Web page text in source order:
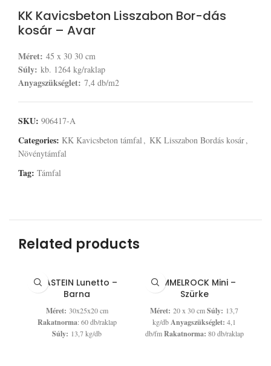
KK Kavicsbeton Lisszabon Bor-dás
kosár – Avar
Méret: 45 x 30 30 cm
Súly: kb. 1264 kg/raklap
Anyagszükséglet: 7,4 db/m2
SKU: 906417-A
Categories: KK Kavicsbeton támfal , KK Lisszabon Bordás kosár,
Növénytámfal
Tag: Támfal
Related products
VIASTEIN Lunetto –
Barna
Méret: 30x25x20 cm
Rakatnorma: 60 db/raklap
Súly: 13,7 kg/db
SEMMELROCK Mini –
Szürke
Méret: 20 x 30 cmSúly: 13,7
kg/dbAnyagszükséglet: 4,1
db/fmRakatnorma: 80 db/raklap